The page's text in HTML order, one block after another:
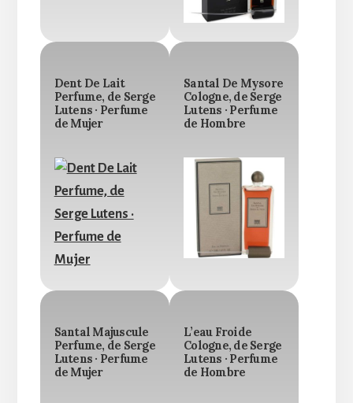
Dent De Lait
Perfume, de Serge
Lutens · Perfume
de Mujer
Santal De Mysore
Cologne, de Serge
Lutens · Perfume
de Hombre
Santal Majuscule
Perfume, de Serge
Lutens · Perfume
de Mujer
L’eau Froide
Cologne, de Serge
Lutens · Perfume
de Hombre